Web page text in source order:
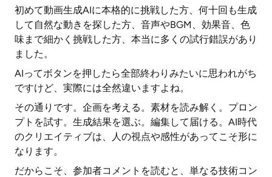
初めて動画生成AIに本格的に挑戦した方、何十回も生成
して自然な動きを探した方、音声やBGM、効果音、色
味まで細かく挑戦した方、本当に多くの試行錯誤があり
ました。
AIってボタンを押したら全部終わりみたいに思われがち
ですけど、実際には全然違いますよね。
その通りです。企画を考える。素材を読み解く。プロン
プトを試す。生成結果を選ぶ。編集して届ける。AI時代
のクリエイティブは、人の視点や感性があってこそ形に
なります。
だからこそ、参加者コメントを読むと、単なる技術コン